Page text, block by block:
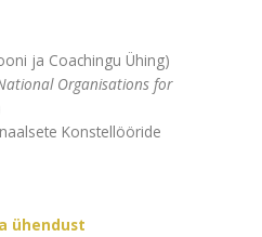
ja Coachingu Ühing)
Organisations for
Konstellööride
ühendust